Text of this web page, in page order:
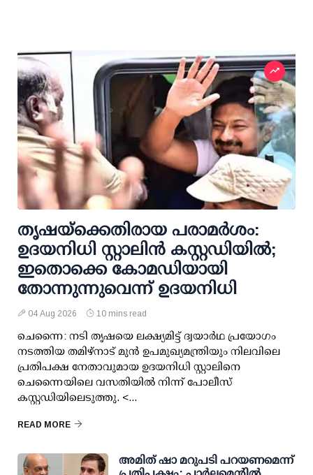
തൃഷയ്ക്കെതിരായ പരാമര്‍ശം:
ഉദയനിധി സ്റ്റാലിന്‍ കസ്റ്റഡിയില്‍;
ഇതൊക്കെ കോമഡിയായി
തോന്നുന്നുവെന്ന് ഉദയനിധി
04 Aug 2026 10 mins read
ചെന്നൈ: നടി തൃഷയെ ലക്ഷ്യമിട്ട് ദ്വയാര്‍ഥ പ്രയോഗം
നടത്തിയ തമിഴ്‌നാട് മുന്‍ ഉപമുഖ്യമന്ത്രിയും നിലവിലെ
പ്രതിപക്ഷ നേതാവുമായ ഉദയനിധി സ്റ്റാലിനെ
ചെന്നൈയിലെ വസതിയില്‍ നിന്ന് പോലീസ്
കസ്റ്റഡിയിലെടുത്തു. <...
READ MORE
അമിത് ഷാ മറുപടി പറയണമെന്ന്